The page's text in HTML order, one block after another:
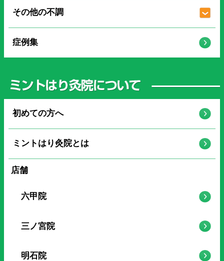
その他の不調
症例集
初めての方へ
ミントはり灸院とは
店舗
六甲院
三ノ宮院
明石院